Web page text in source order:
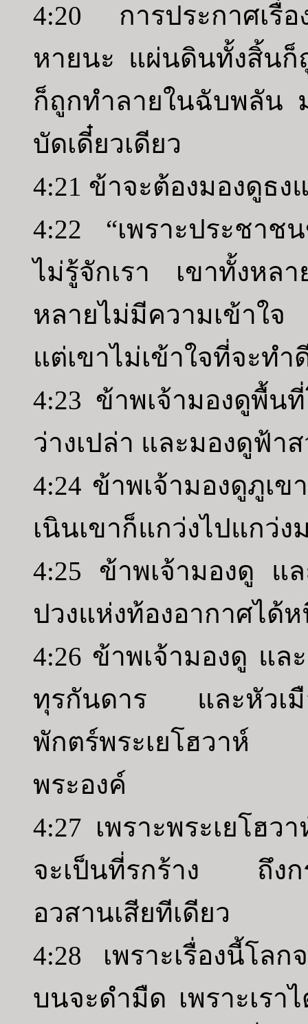
4:20 การประกาศเรื่อ
หายนะ แผ่นดินทั้งสิ้นก็
ก็ถูกทำลายในฉับพลัน
บัดเดี๋ยวเดียว
4:21 ข้าจะต้องมองดูธง
4:22 “เพราะประชาช
ไม่รู้จักเรา เขาทั้งหล
หลายไม่มีความเข้าใ
แต่เขาไม่เข้าใจที่จะทำ
4:23 ข้าพเจ้ามองดูพื้น
ว่างเปล่า และมองดูฟ้า
4:24 ข้าพเจ้ามองดูภูเ
เนินเขาก็แกว่งไปแกว่ง
4:25 ข้าพเจ้ามองดู แ
ปวงแห่งท้องอากาศได้
4:26 ข้าพเจ้ามองดู แล
ทุรกันดาร และหัวเมื
พักตร์พระเยโฮวาห์
พระองค์
4:27 เพราะพระเยโฮ
จะเป็นที่รกร้าง ถึงกร
อวสานเสียทีเดียว
4:28 เพราะเรื่องนี้โล
บนจะดำมืด เพราะเรา